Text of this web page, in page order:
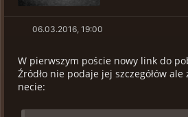
06.03.2016, 19:00
W pierwszym poście nowy link do
Źródło nie podaje jej szczegółów ale
necie: